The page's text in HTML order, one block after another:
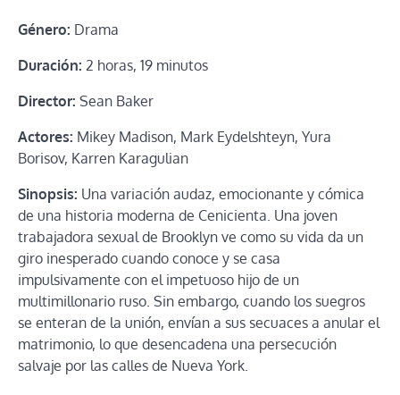
Género: Drama
Duración: 2 horas, 19 minutos
Director: Sean Baker
Actores: Mikey Madison, Mark Eydelshteyn, Yura
Borisov, Karren Karagulian
Sinopsis: Una variación audaz, emocionante y cómica
de una historia moderna de Cenicienta. Una joven
trabajadora sexual de Brooklyn ve como su vida da un
giro inesperado cuando conoce y se casa
impulsivamente con el impetuoso hijo de un
multimillonario ruso. Sin embargo, cuando los suegros
se enteran de la unión, envían a sus secuaces a anular el
matrimonio, lo que desencadena una persecución
salvaje por las calles de Nueva York.